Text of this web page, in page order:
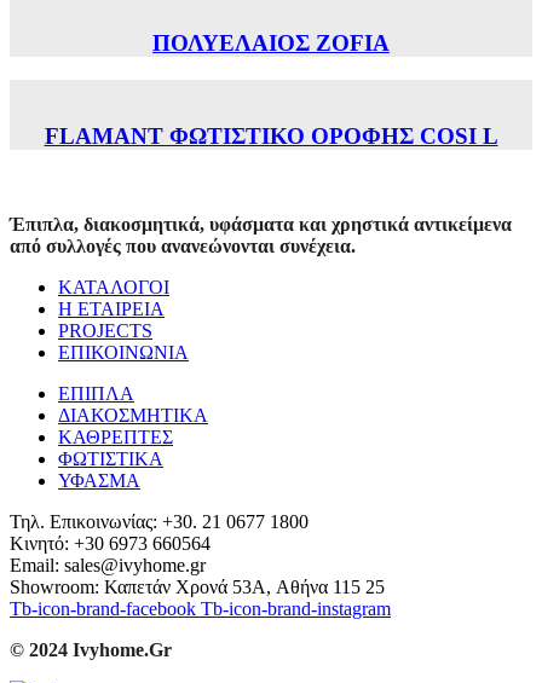
ΠΟΛΥΕΛΑΙΟΣ ZOFIA
FLAMANT ΦΩΤΙΣΤΙΚΟ ΟΡΟΦΗΣ COSI L
Έπιπλα, διακοσμητικά, υφάσματα και χρηστικά αντικείμενα
από συλλογές που ανανεώνονται συνέχεια.
ΚΑΤΑΛΟΓΟΙ
Η ΕΤΑΙΡΕΙΑ
PROJECTS
ΕΠΙΚΟΙΝΩΝΙΑ
ΕΠΙΠΛΑ
ΔΙΑΚΟΣΜΗΤΙΚΑ
ΚΑΘΡΕΠΤΕΣ
ΦΩΤΙΣΤΙΚΑ
ΥΦΑΣΜΑ
Τηλ. Επικοινωνίας: +30. 21 0677 1800
Κινητό: +30 6973 660564
Email: sales@ivyhome.gr
Showroom: Καπετάν Χρονά 53A, Αθήνα 115 25
Tb-icon-brand-facebook Tb-icon-brand-instagram
© 2024 Ivyhome.Gr